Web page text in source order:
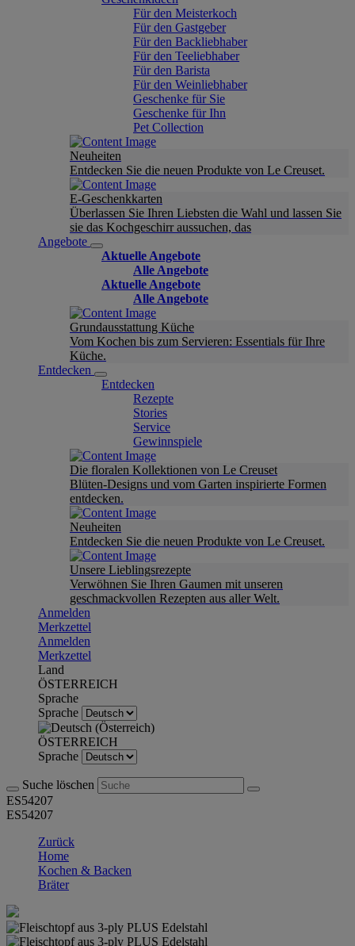
Für den Meisterkoch
Für den Gastgeber
Für den Backliebhaber
Für den Teeliebhaber
Für den Barista
Für den Weinliebhaber
Geschenke für Sie
Geschenke für Ihn
Pet Collection
Neuheiten
Entdecken Sie die neuen Produkte von Le Creuset.
E-Geschenkkarten
Überlassen Sie Ihren Liebsten die Wahl und lassen Sie
sie das Kochgeschirr aussuchen, das
Angebote
Aktuelle Angebote
Alle Angebote
Aktuelle Angebote
Alle Angebote
Grundausstattung Küche
Vom Kochen bis zum Servieren: Essentials für Ihre
Küche.
Entdecken
Entdecken
Rezepte
Stories
Service
Gewinnspiele
Die floralen Kollektionen von Le Creuset
Blüten-Designs und vom Garten inspirierte Formen
entdecken.
Neuheiten
Entdecken Sie die neuen Produkte von Le Creuset.
Unsere Lieblingsrezepte
Verwöhnen Sie Ihren Gaumen mit unseren
geschmackvollen Rezepten aus aller Welt.
Anmelden
Merkzettel
Anmelden
Merkzettel
Land
ÖSTERREICH
Sprache
Sprache
ÖSTERREICH
Sprache
Suche löschen
ES54207
ES54207
Zurück
Home
Kochen & Backen
Bräter